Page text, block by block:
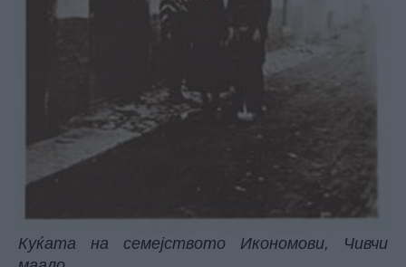
Куќата на семејството Икономови, Чивчи